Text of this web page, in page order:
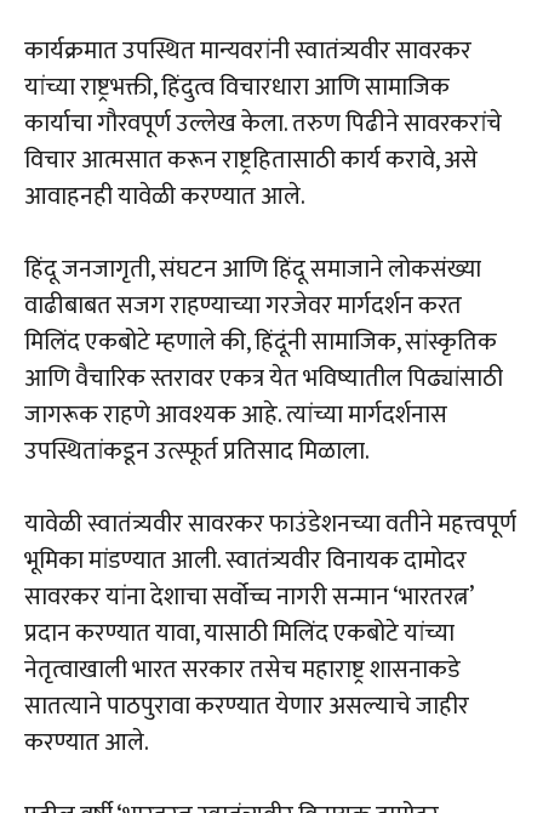
कार्यक्रमात उपस्थित मान्यवरांनी स्वातंत्र्यवीर सावरकर
यांच्या राष्ट्रभक्ती, हिंदुत्व विचारधारा आणि सामाजिक
कार्याचा गौरवपूर्ण उल्लेख केला. तरुण पिढीने सावरकरांचे
विचार आत्मसात करून राष्ट्रहितासाठी कार्य करावे, असे
आवाहनही यावेळी करण्यात आले.
हिंदू जनजागृती, संघटन आणि हिंदू समाजाने लोकसंख्या
वाढीबाबत सजग राहण्याच्या गरजेवर मार्गदर्शन करत
मिलिंद एकबोटे म्हणाले की, हिंदूंनी सामाजिक, सांस्कृतिक
आणि वैचारिक स्तरावर एकत्र येत भविष्यातील पिढ्यांसाठी
जागरूक राहणे आवश्यक आहे. त्यांच्या मार्गदर्शनास
उपस्थितांकडून उत्स्फूर्त प्रतिसाद मिळाला.
यावेळी स्वातंत्र्यवीर सावरकर फाउंडेशनच्या वतीने महत्त्वपूर्ण
भूमिका मांडण्यात आली. स्वातंत्र्यवीर विनायक दामोदर
सावरकर यांना देशाचा सर्वोच्च नागरी सन्मान ‘भारतरत्न’
प्रदान करण्यात यावा, यासाठी मिलिंद एकबोटे यांच्या
नेतृत्वाखाली भारत सरकार तसेच महाराष्ट्र शासनाकडे
सातत्याने पाठपुरावा करण्यात येणार असल्याचे जाहीर
करण्यात आले.